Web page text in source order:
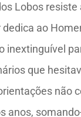
Lobos
ao
inextinguível
que
não
anos,